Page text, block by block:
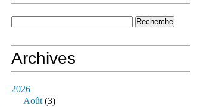
Archives
2026
Août(3)